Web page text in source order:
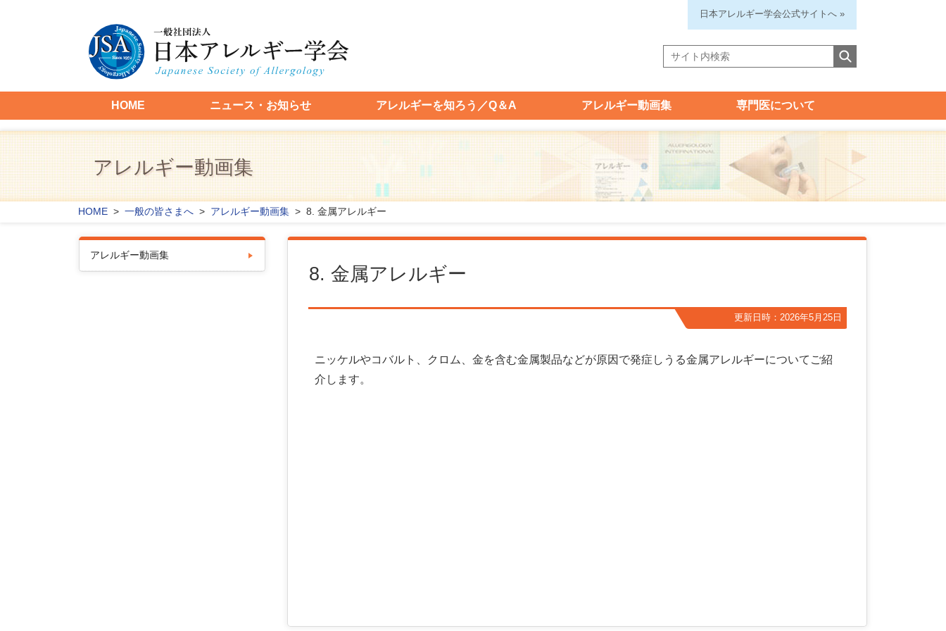
日本アレルギー学会公式サイトへ »
HOME ニュース・お知らせ アレルギーを知ろう／Q＆A アレルギー動画集 専門医について
アレルギー動画集
アレルギー動画集
HOME > 一般の皆さまへ > アレルギー動画集 > 8. 金属アレルギー
8. 金属アレルギー
更新日時：2026年5月25日
ニッケルやコバルト、クロム、金を含む金属製品などが原因で発症しうる金属アレルギーについてご紹
介します。